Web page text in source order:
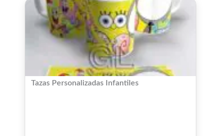
Tazas Personalizadas Infantiles